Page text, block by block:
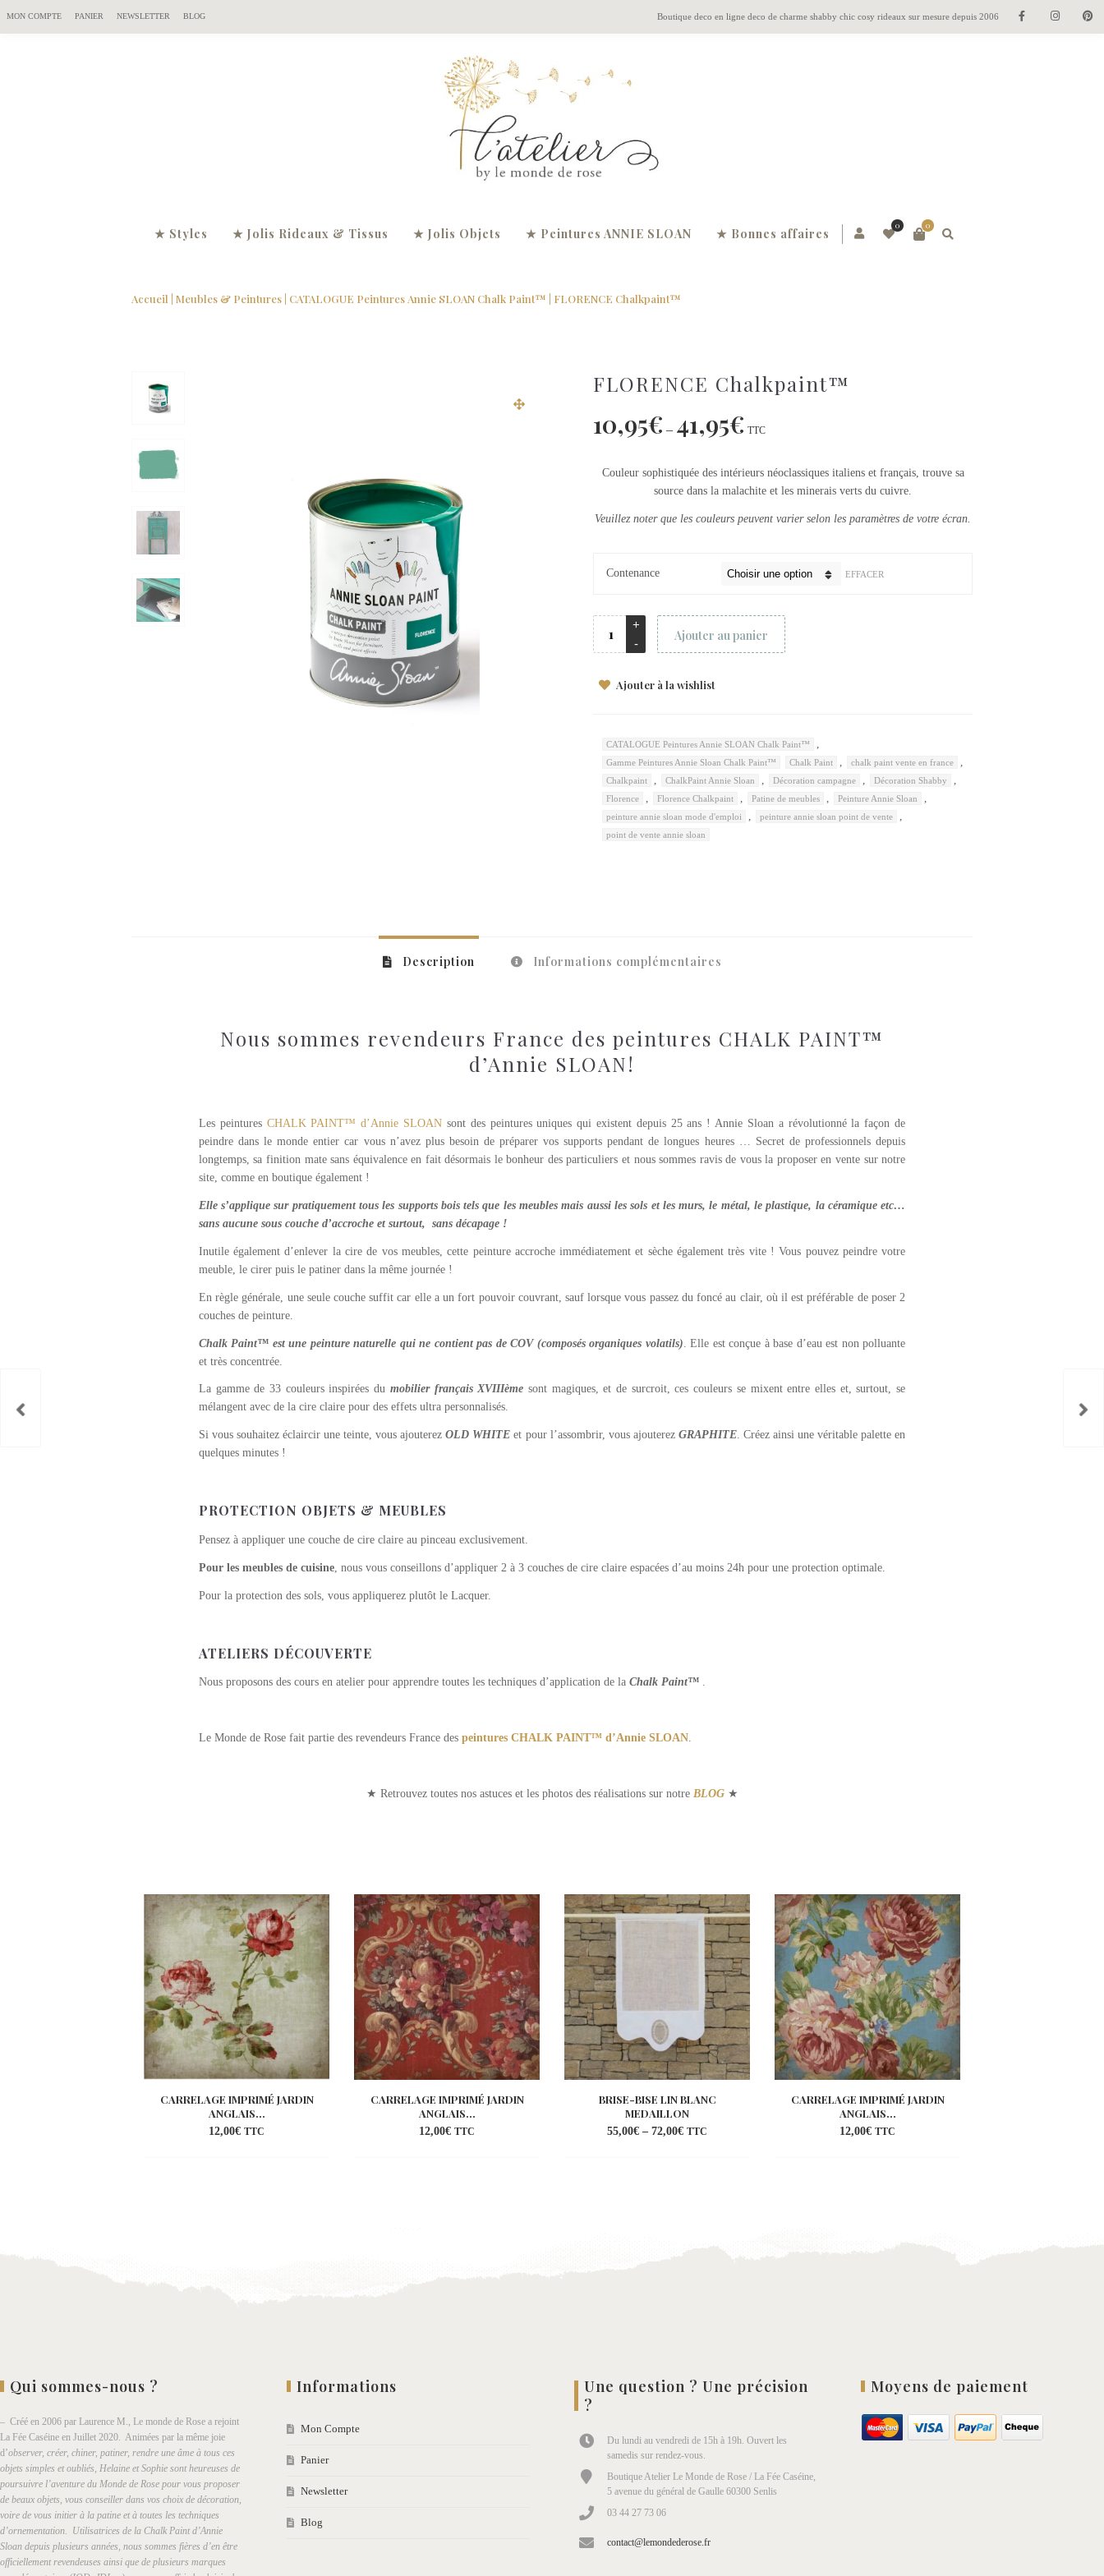
Boutique deco en ligne deco de charme shabby chic cosy rideaux sur mesure depuis 2006
MON COMPTE PANIER NEWSLETTER BLOG
0
0
★ Styles ★ Jolis Rideaux & Tissus ★ Jolis Objets ★ Peintures ANNIE SLOAN ★ Bonnes affaires
Accueil Meubles & Peintures CATALOGUE Peintures Annie SLOAN Chalk Paint™ | FLORENCE Chalkpaint™
FLORENCE Chalkpaint™
10,95€ – 41,95€ TTC
Couleur sophistiquée des intérieurs néoclassiques italiens et français, trouve sa
source dans la malachite et les minerais verts du cuivre.
Veuillez noter que les couleurs peuvent varier selon les paramètres de votre écran.
Contenance EFFACER
Ajouter au panier
Ajouter à la wishlist
CATALOGUE Peintures Annie SLOAN Chalk Paint™
Gamme Peintures Annie Sloan Chalk Paint™ Chalk Paint chalk paint vente en france
Chalkpaint ChalkPaint Annie Sloan Décoration campagne Décoration Shabby
Florence Florence Chalkpaint Patine de meubles Peinture Annie Sloan
peinture annie sloan mode d'emploi peinture annie sloan point de vente
point de vente annie sloan
Description Informations complémentaires
Nous sommes revendeurs France des peintures CHALK PAINT™
d’Annie SLOAN!
Les peintures CHALK PAINT™ d’Annie SLOAN sont des peintures uniques qui existent depuis 25 ans ! Annie Sloan a révolutionné la façon de
peindre dans le monde entier car vous n’avez plus besoin de préparer vos supports pendant de longues heures … Secret de professionnels depuis
longtemps, sa finition mate sans équivalence en fait désormais le bonheur des particuliers et nous sommes ravis de vous la proposer en vente sur notre
site, comme en boutique également !
Elle s’applique sur pratiquement tous les supports bois tels que les meubles mais aussi les sols et les murs, le métal, le plastique, la céramique etc…
sans aucune sous couche d’accroche et surtout, sans décapage !
Inutile également d’enlever la cire de vos meubles, cette peinture accroche immédiatement et sèche également très vite ! Vous pouvez peindre votre
meuble, le cirer puis le patiner dans la même journée !
En règle générale, une seule couche suffit car elle a un fort pouvoir couvrant, sauf lorsque vous passez du foncé au clair, où il est préférable de poser 2
couches de peinture.
Chalk Paint™ est une peinture naturelle qui ne contient pas de COV (composés organiques volatils) . Elle est conçue à base d’eau est non polluante
et très concentrée.
La gamme de 33 couleurs inspirées du mobilier français XVIIIème sont magiques, et de surcroit, ces couleurs se mixent entre elles et, surtout, se
mélangent avec de la cire claire pour des effets ultra personnalisés.
Si vous souhaitez éclaircir une teinte, vous ajouterezOLD WHITE et pour l’assombrir, vous ajouterez GRAPHITE. Créez ainsi une véritable palette en
quelques minutes !
PROTECTION OBJETS & MEUBLES
Pensez à appliquer une couche de cire claire au pinceau exclusivement.
Pour les meubles de cuisine, nous vous conseillons d’appliquer 2 à 3 couches de cire claire espacées d’au moins 24h pour une protection optimale.
Pour la protection des sols, vous appliquerez plutôt le Lacquer.
ATELIERS DÉCOUVERTE
Nous proposons des cours en atelier pour apprendre toutes les techniques d’application de la Chalk Paint™.
Le Monde de Rose fait partie des revendeurs France des peintures CHALK PAINT™ d’Annie SLOAN.
★ Retrouvez toutes nos astuces et les photos des réalisations sur notre BLOG ★
CARRELAGE IMPRIMÉ JARDIN
ANGLAIS...
12,00€ TTC
CARRELAGE IMPRIMÉ JARDIN
ANGLAIS...
12,00€ TTC
BRISE-BISE LIN BLANC
MEDAILLON
55,00€ – 72,00€ TTC
CARRELAGE IMPRIMÉ JARDIN
ANGLAIS...
12,00€ TTC
Qui sommes-nous ?
– Créé en 2006 par Laurence M., Le monde de Rose a rejoint
La Fée Caséine en Juillet 2020. Animées par la même joie
d’observer, créer, chiner, patiner, rendre une âme à tous ces
objets simples et oubliés, Helaine et Sophie sont heureuses de
poursuivre l’aventure du Monde de Rose pour vous proposer
de beaux objets, vous conseiller dans vos choix de décoration,
voire de vous initier à la patine et à toutes les techniques
d’ornementation. Utilisatrices de la Chalk Paint d’Annie
Sloan depuis plusieurs années, nous sommes fières d’en être
officiellement revendeuses ainsi que de plusieurs marques
Informations
Mon Compte
Panier
Newsletter
Blog
Une question ? Une précision
?
Du lundi au vendredi de 15h à 19h. Ouvert les
samedis sur rendez-vous.
Boutique Atelier Le Monde de Rose / La Fée Caséine,
5 avenue du général de Gaulle 60300 Senlis
03 44 27 73 06
contact@lemondederose.fr
Moyens de paiement